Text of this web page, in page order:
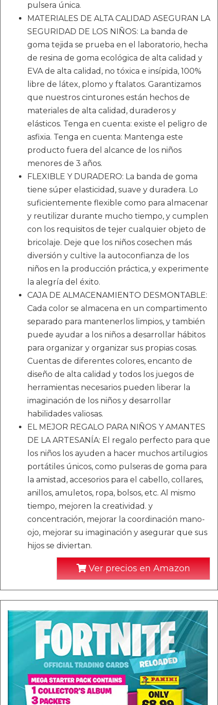
pulsera única.
MATERIALES DE ALTA CALIDAD ASEGURAN LA
SEGURIDAD DE LOS NIÑOS: La banda de
goma tejida se prueba en el laboratorio, hecha
de resina de goma ecológica de alta calidad y
EVA de alta calidad, no tóxica e insípida, 100%
libre de látex, plomo y ftalatos. Garantizamos
que nuestros cinturones están hechos de
materiales de alta calidad, duraderos y
elásticos. Tenga en cuenta: existe el peligro de
asfixia. Tenga en cuenta: Mantenga este
producto fuera del alcance de los niños
menores de 3 años.
FLEXIBLE Y DURADERO: La banda de goma
tiene súper elasticidad, suave y duradera. Lo
suficientemente flexible como para almacenar
y reutilizar durante mucho tiempo, y cumplen
con los requisitos de tejer cualquier objeto de
bricolaje. Deje que los niños cosechen más
diversión y cultive la autoconfianza de los
niños en la producción práctica, y experimente
la alegría del éxito.
CAJA DE ALMACENAMIENTO DESMONTABLE:
Cada color se almacena en un compartimento
separado para mantenerlos limpios, y también
puede ayudar a los niños a desarrollar hábitos
para organizar y organizar sus propias cosas.
Cuentas de diferentes colores, encanto de
diseño de alta calidad y todos los juegos de
herramientas necesarios pueden liberar la
imaginación de los niños y desarrollar
habilidades valiosas.
EL MEJOR REGALO PARA NIÑOS Y AMANTES
DE LA ARTESANÍA: El regalo perfecto para que
los niños los ayuden a hacer muchos artilugios
portátiles únicos, como pulseras de goma para
la amistad, accesorios para el cabello, collares,
anillos, amuletos, ropa, bolsos, etc. Al mismo
tiempo, mejoren la creatividad. y
concentración, mejorar la coordinación mano-
ojo, mejorar su imaginación y asegurar que sus
hijos se diviertan.
Ver precios en Amazon